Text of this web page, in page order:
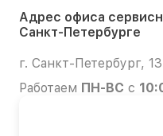
Адрес офиса
Санкт-Петербурге
г. Санкт-Петербург,
Работаем ПН-ВС с